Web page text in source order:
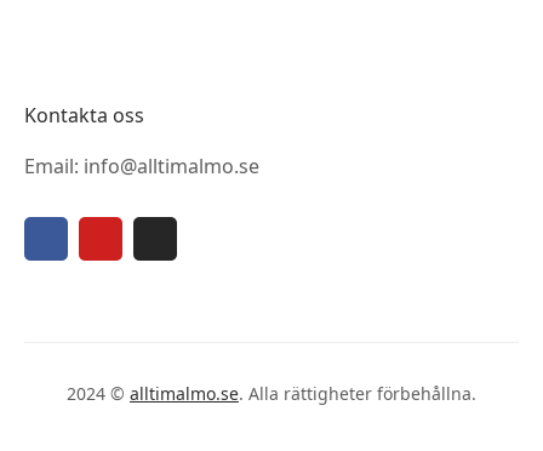
Kontakta oss
Email: info@alltimalmo.se
2024 © alltimalmo.se. Alla rättigheter förbehållna.